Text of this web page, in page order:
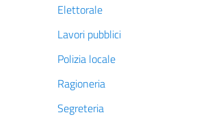
Elettorale
Lavori pubblici
Polizia locale
Ragioneria
Segreteria